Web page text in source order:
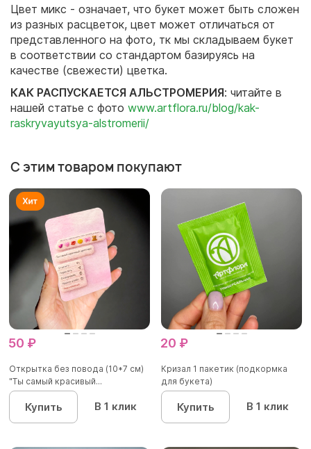
Цвет микс - означает, что букет может быть сложен
из разных расцветок, цвет может отличаться от
представленного на фото, тк мы складываем букет
в соответствии со стандартом базируясь на
качестве (свежести) цветка.
КАК РАСПУСКАЕТСЯ АЛЬСТРОМЕРИЯ: читайте в
нашей статье с фото www.artflora.ru/blog/kak-
raskryvayutsya-alstromerii/
С этим товаром покупают
50 ₽
Открытка без повода (10*7 см)
"Ты самый красивый...
Купить В 1 клик
20 ₽
Кризал 1 пакетик (подкормка
для букета)
Купить В 1 клик